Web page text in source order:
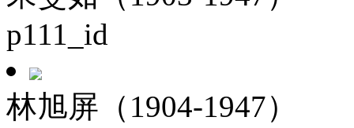
p111_id
林旭屏（1904-1947）